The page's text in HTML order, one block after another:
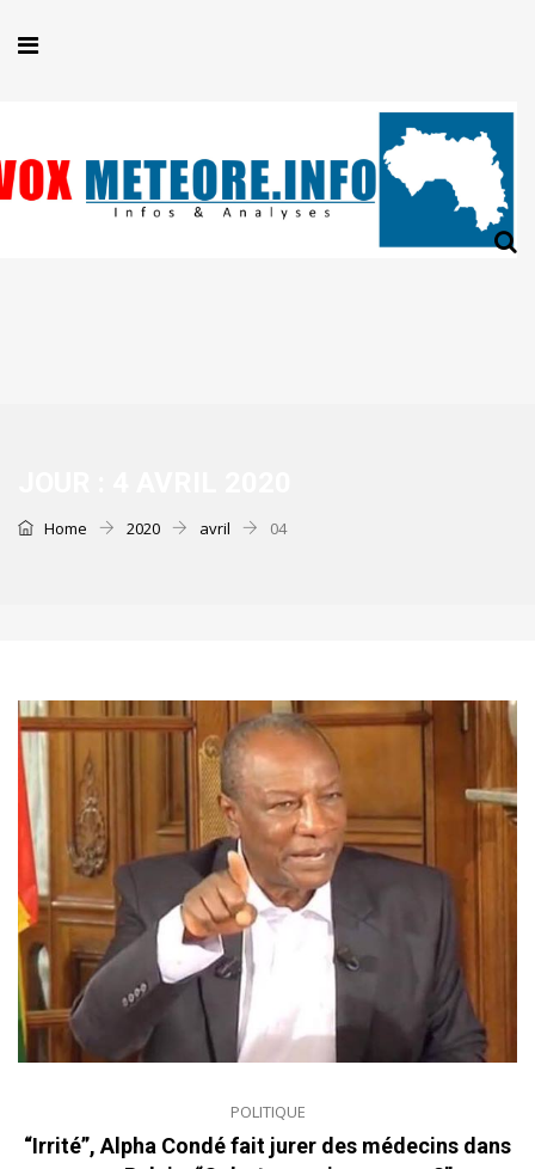
Home 2020 avril 04
POLITIQUE
“Irrité”, Alpha Condé fait jurer des médecins dans